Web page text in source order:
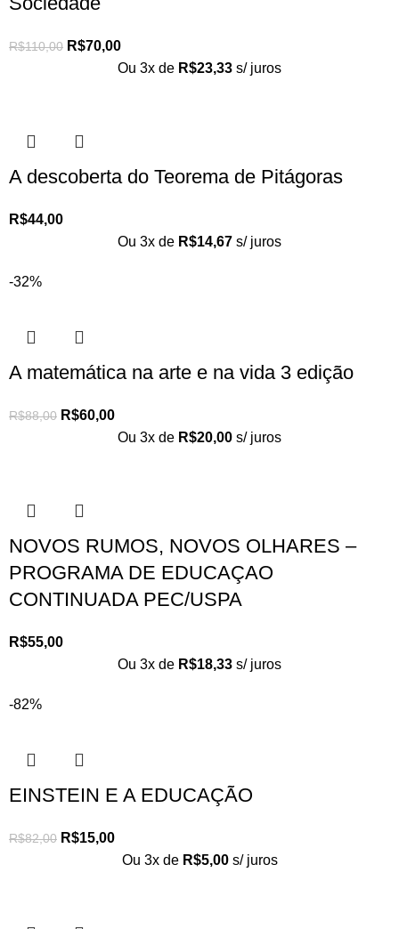
R$110,00 R$70,00
Ou 3x de R$23,33 s/ juros
A descoberta do Teorema de Pitágoras
R$44,00
Ou 3x de R$14,67 s/ juros
-32%
A matemática na arte e na vida 3 edição
R$88,00 R$60,00
Ou 3x de R$20,00 s/ juros
NOVOS RUMOS, NOVOS OLHARES –
PROGRAMA DE EDUCAÇAO
CONTINUADA PEC/USPA
R$55,00
Ou 3x de R$18,33 s/ juros
-82%
EINSTEIN E A EDUCAÇÃO
R$82,00 R$15,00
Ou 3x de R$5,00 s/ juros